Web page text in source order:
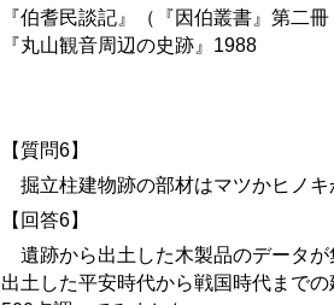
『伯耆民談記』（『因伯叢書』第二
『丸山観音周辺の史跡』1988
【質問6】
掘立柱建物跡の部材はマツかヒノキ
【回答6】
遺跡から出土した木製品のデータが
出土した平安時代から戦国時代まで